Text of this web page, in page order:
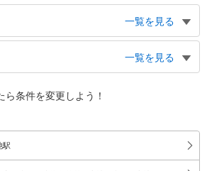
一覧を見る
束１～３丁目、東雪谷１丁目
一覧を見る
ら条件を変更しよう！
駅